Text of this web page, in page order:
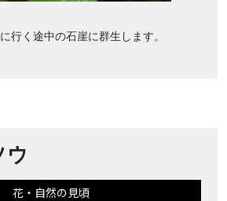
行く途中の石崖に群生します。
ウ
花・自然の見頃